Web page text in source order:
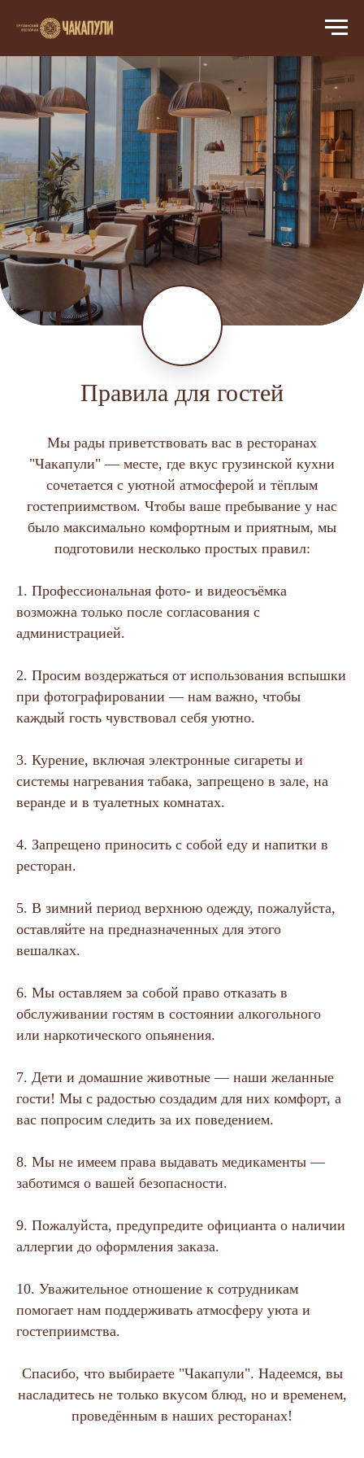
Правила для гостей
Мы рады приветствовать вас в ресторанах
"Чакапули" — месте, где вкус грузинской кухни
сочетается с уютной атмосферой и тёплым
гостеприимством. Чтобы ваше пребывание у нас
было максимально комфортным и приятным, мы
подготовили несколько простых правил:
1. Профессиональная фото- и видеосъёмка
возможна только после согласования с
администрацией.
2. Просим воздержаться от использования вспышки
при фотографировании — нам важно, чтобы
каждый гость чувствовал себя уютно.
3. Курение, включая электронные сигареты и
системы нагревания табака, запрещено в зале, на
веранде и в туалетных комнатах.
4. Запрещено приносить с собой еду и напитки в
ресторан.
5. В зимний период верхнюю одежду, пожалуйста,
оставляйте на предназначенных для этого
вешалках.
6. Мы оставляем за собой право отказать в
обслуживании гостям в состоянии алкогольного
или наркотического опьянения.
7. Дети и домашние животные — наши желанные
гости! Мы с радостью создадим для них комфорт, а
вас попросим следить за их поведением.
8. Мы не имеем права выдавать медикаменты —
заботимся о вашей безопасности.
9. Пожалуйста, предупредите официанта о наличии
аллергии до оформления заказа.
10. Уважительное отношение к сотрудникам
помогает нам поддерживать атмосферу уюта и
гостеприимства.
Спасибо, что выбираете "Чакапули". Надеемся, вы
насладитесь не только вкусом блюд, но и временем,
проведённым в наших ресторанах!